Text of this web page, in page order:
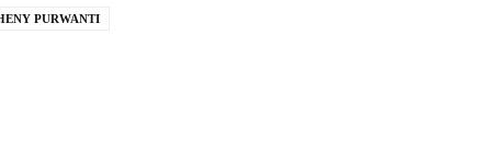
PURWANTI